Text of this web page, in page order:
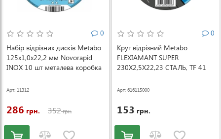
0
Набір відрізних дисків Metabo
125x1,0х22,2 мм Novorapid
INOX 10 шт металева коробка
Арт: 11312
286 грн. 352грн.
0
Круг відрізний Metabo
FLEXIAMANT SUPER
230X2,5X22,23 СТАЛЬ, TF 41
Арт: 616115000
153 грн.